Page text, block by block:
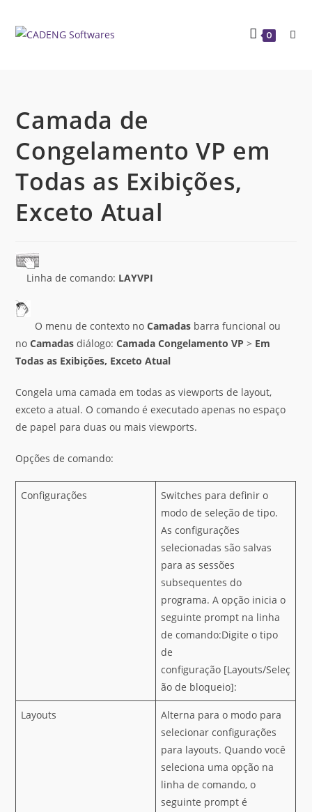
0
Camada de
Congelamento VP em
Todas as Exibições,
Exceto Atual
Linha de comando: LAYVPI
O menu de contexto noCamadas barra funcional ou
noCamadas diálogo:Camada Congelamento VP > Em
Todas as Exibições, Exceto Atual
Congela uma camada em todas as viewports de layout,
exceto a atual. O comando é executado apenas no espaço
de papel para duas ou mais viewports.
Opções de comando:
Configurações
Switches para definir o
modo de seleção de tipo.
As configurações
selecionadas são salvas
para as sessões
subsequentes do
programa. A opção inicia o
seguinte prompt na linha
de comando:Digite o tipo
de
configuração [Layouts/Seleç
ão de bloqueio]:
Layouts
Alterna para o modo para
selecionar configurações
para layouts. Quando você
seleciona uma opção na
linha de comando, o
seguinte prompt é